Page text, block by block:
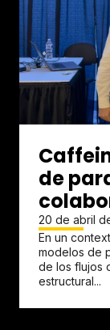
de
20 de abril
En un
modelos de
de los flujos
estructural...